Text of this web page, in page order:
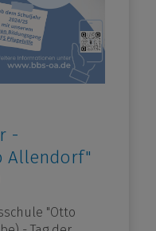
-
Allendorf"
"Otto